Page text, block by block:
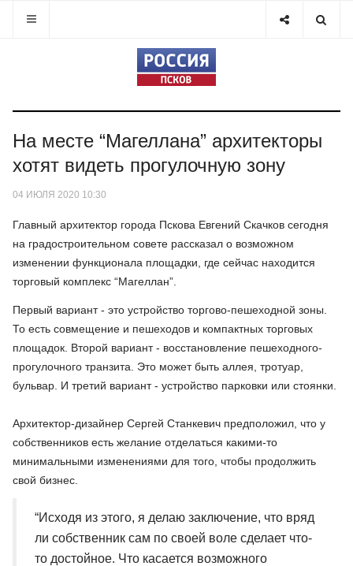
На месте “Магеллана” архитекторы
хотят видеть прогулочную зону
04 ИЮЛЯ 2020 10:30
Главный архитектор города Пскова Евгений Скачков сегодня
на градостроительном совете рассказал о возможном
изменении функционала площадки, где сейчас находится
торговый комплекс “Магеллан”.
Первый вариант - это устройство торгово-пешеходной зоны.
То есть совмещение и пешеходов и компактных торговых
площадок. Второй вариант - восстановление пешеходного-
прогулочного транзита. Это может быть аллея, тротуар,
бульвар. И третий вариант - устройство парковки или стоянки.
Архитектор-дизайнер Сергей Станкевич предположил, что у
собственников есть желание отделаться какими-то
минимальными изменениями для того, чтобы продолжить
свой бизнес.
“Исходя из этого, я делаю заключение, что вряд
ли собственник сам по своей воле сделает что-
то достойное. Что касается возможного